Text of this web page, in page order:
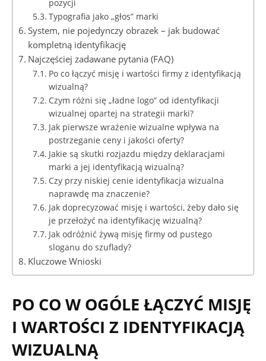
pozycji
Typografia jako „głos” marki
System, nie pojedynczy obrazek – jak budować
kompletną identyfikację
Najczęściej zadawane pytania (FAQ)
Po co łączyć misję i wartości firmy z identyfikacją
wizualną?
Czym różni się „ładne logo” od identyfikacji
wizualnej opartej na strategii marki?
Jak pierwsze wrażenie wizualne wpływa na
postrzeganie ceny i jakości oferty?
Jakie są skutki rozjazdu między deklaracjami
marki a jej identyfikacją wizualną?
Czy przy niskiej cenie identyfikacja wizualna
naprawdę ma znaczenie?
Jak doprecyzować misję i wartości, żeby dało się
je przełożyć na identyfikację wizualną?
Jak odróżnić żywą misję firmy od pustego
sloganu do szuflady?
Kluczowe Wnioski
PO CO W OGÓLE ŁĄCZYĆ MISJĘ
I WARTOŚCI Z IDENTYFIKACJĄ
WIZUALNĄ